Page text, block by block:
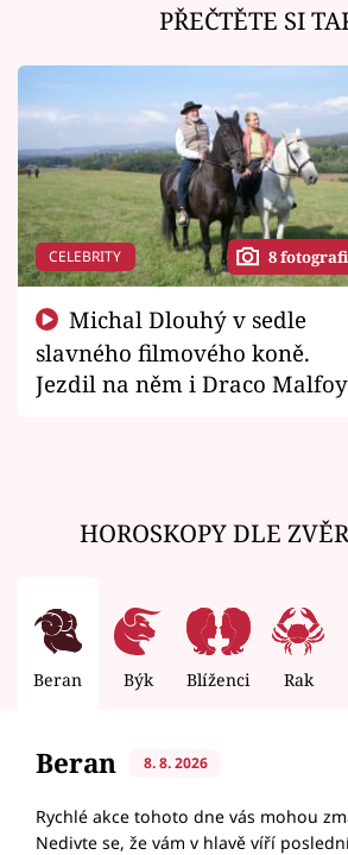
PŘEČTĚTE SI
CELEBRITY 8
slavného filmového koně.
Jezdil na něm i Draco Malfoy
HOROSKOPY DLE
Beran Býk Blíženci Rak
Beran 8. 8. 2026
Rychlé akce tohoto dne vás mohou
Nedivte se, že vám v hlavě víří